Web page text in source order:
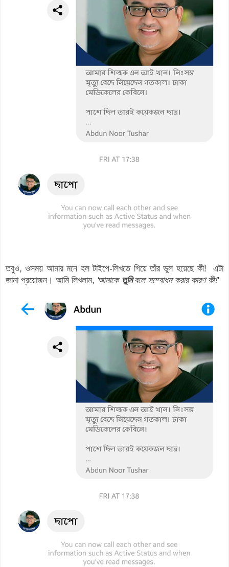
তবুও, ওসময় আমার মনে হল টাইপে-লিখতে গিয়ে তাঁর ভুল হয়েছে কী! এটা
জানা প্রয়োজন। আমি লিখলাম, 'আমাকে তুমিবলে সম্বোধন করার কারণ কী!'